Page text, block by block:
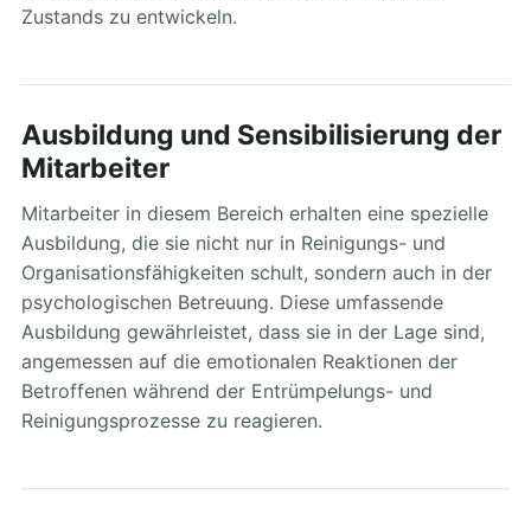
Zustands zu entwickeln.
Ausbildung und Sensibilisierung der
Mitarbeiter
Mitarbeiter in diesem Bereich erhalten eine spezielle
Ausbildung, die sie nicht nur in Reinigungs- und
Organisationsfähigkeiten schult, sondern auch in der
psychologischen Betreuung. Diese umfassende
Ausbildung gewährleistet, dass sie in der Lage sind,
angemessen auf die emotionalen Reaktionen der
Betroffenen während der Entrümpelungs- und
Reinigungsprozesse zu reagieren.